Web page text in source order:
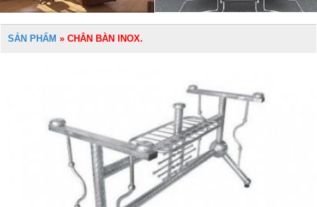
SẢN PHẨM » CHÂN BÀN INOX.